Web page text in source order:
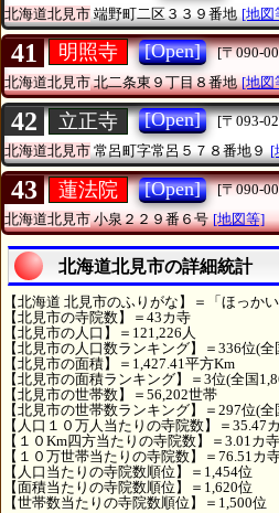
北海道北見市 端野町二区３３９番地 [地図
41 明照寺 [Open]
[〒090-
北海道北見市北二条東９丁目８番地 [地図
42 立正寺 [Open]
[〒093-
北海道北見市常呂町字常呂５７８番地９ [
43 蓮法院 [Open]
[〒090-
北海道北見市小泉２２９番６号 [地図等]
北海道北見市の詳細統計
【北海道 北見市のふりがな】＝「ほっか
【北見市の寺院数】＝43カ寺
【北見市の人口】＝121,226人
【北見市の人口数ランキング】＝336位(
【北見市の面積】＝1,427.41平方Km
【北見市の面積ランキング】＝3位(全国
【北見市の世帯数】＝56,202世帯
【北見市の世帯数ランキング】＝297位(
【人口１０万人当たりの寺院数】＝35.47
【１０Km四方当たりの寺院数】＝3.01カ寺
【１０万世帯当たりの寺院数】＝76.51カ
【人口当たりの寺院数順位】＝1,454位
【面積当たりの寺院数順位】＝1,620位
【世帯数当たりの寺院数順位】＝1,500位